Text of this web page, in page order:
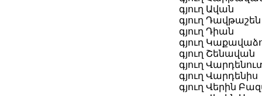
գյուղ Ավան
գյուղ Դավթաշեն
գյուղ Դիան
գյուղ
գյուղ Շենավան
գյուղ
գյուղ Վարդենիս
գյուղ Վերին